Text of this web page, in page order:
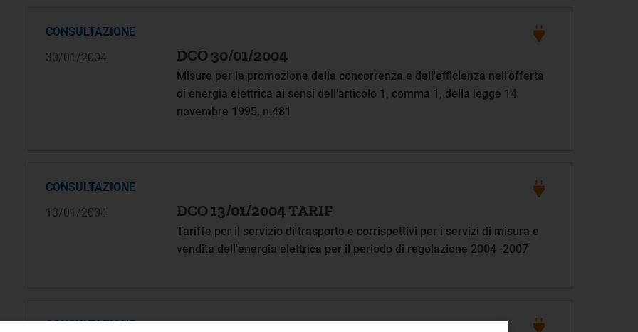
CONSULTAZIONE
30/01/2004
DCO 30/01/2004
Misure per la promozione della concorrenza e dell'efficienza nell'offerta
di energia elettrica ai sensi dell'articolo 1, comma 1, della legge 14
novembre 1995, n.481
CONSULTAZIONE
13/01/2004
DCO 13/01/2004 TARIF
Tariffe per il servizio di trasporto e corrispettivi per i servizi di misura e
vendita dell'energia elettrica per il periodo di regolazione 2004 -2007
CONSULTAZIONE